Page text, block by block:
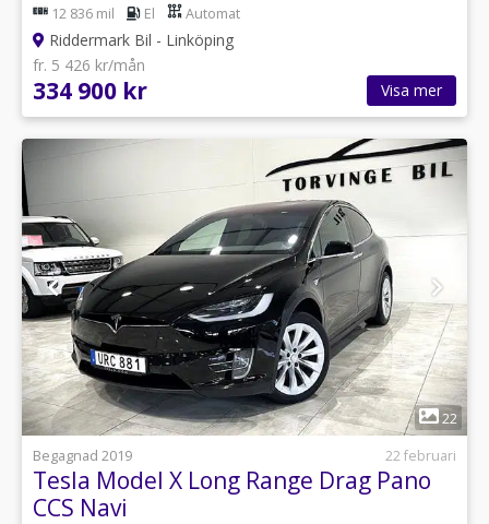
12 836 mil El Automat
Riddermark Bil - Linköping
fr. 5 426 kr/mån
334 900 kr Visa mer
1
22
Begagnad 2019
22 februari
Tesla Model X Long Range Drag Pano
CCS Navi